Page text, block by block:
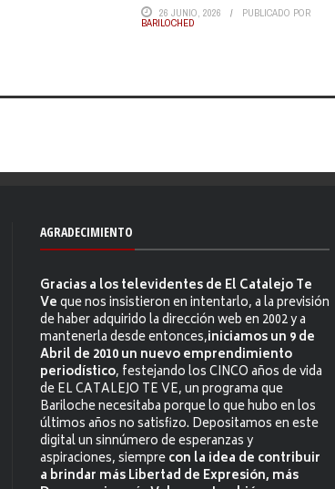
26 JUNIO, 2026 PUBLICADO POR
BARILOCHED
AGRADECIMIENTO
Gracias a los televidentes de El Catalejo Te
Veque nos insistieron en intentarlo, a la previsión
de haber adquirido la dirección web en 2002 y a
mantenerla desde entonces,iniciamos un 9 de
Abril de 2010 un nuevo emprendimiento
periodístico, festejando los CINCO años de vida
de EL CATALEJO TE VE, un programa que
Bariloche necesitaba porque lo que hubo en los
últimos años no satisfizo. Depositamos en este
digital un sinnúmero de esperanzas y
aspiraciones, siemprecon la idea de contribuir
a brindar más Libertad de Expresión, más